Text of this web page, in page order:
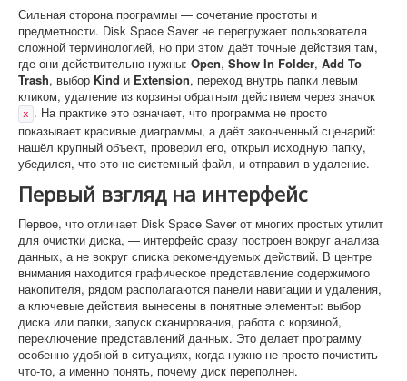
Сильная сторона программы — сочетание простоты и
предметности. Disk Space Saver не перегружает пользователя
сложной терминологией, но при этом даёт точные действия там,
где они действительно нужны: Open, Show In Folder, Add To
Trash, выбор Kind и Extension, переход внутрь папки левым
кликом, удаление из корзины обратным действием через значок
x . На практике это означает, что программа не просто
показывает красивые диаграммы, а даёт законченный сценарий:
нашёл крупный объект, проверил его, открыл исходную папку,
убедился, что это не системный файл, и отправил в удаление.
Первый взгляд на интерфейс
Первое, что отличает Disk Space Saver от многих простых утилит
для очистки диска, — интерфейс сразу построен вокруг анализа
данных, а не вокруг списка рекомендуемых действий. В центре
внимания находится графическое представление содержимого
накопителя, рядом располагаются панели навигации и удаления,
а ключевые действия вынесены в понятные элементы: выбор
диска или папки, запуск сканирования, работа с корзиной,
переключение представлений данных. Это делает программу
особенно удобной в ситуациях, когда нужно не просто почистить
что-то, а именно понять, почему диск переполнен.